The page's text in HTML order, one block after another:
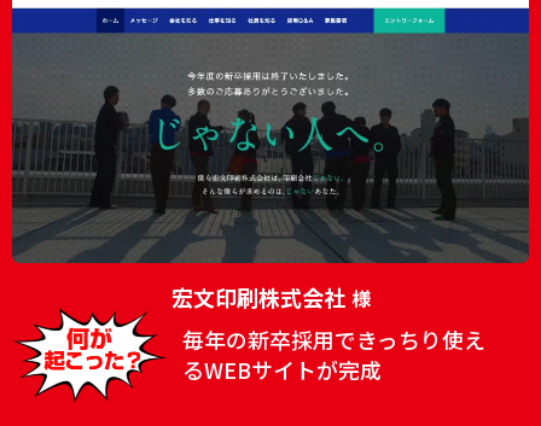
宏文印刷株式会社 様
毎年の新卒採用できっちり使え
るWEBサイトが完成